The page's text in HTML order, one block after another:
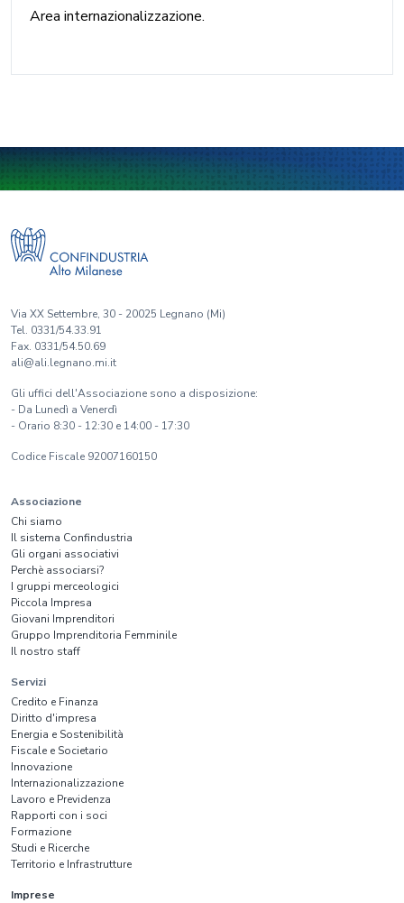
Area internazionalizzazione.
Via XX Settembre, 30 - 20025 Legnano (Mi)
Tel. 0331/54.33.91
Fax. 0331/54.50.69
ali@ali.legnano.mi.it
Gli uffici dell'Associazione sono a disposizione:
- Da Lunedì a Venerdì
- Orario 8:30 - 12:30 e 14:00 - 17:30
Codice Fiscale 92007160150
Associazione
Chi siamo
Il sistema Confindustria
Gli organi associativi
Perchè associarsi?
I gruppi merceologici
Piccola Impresa
Giovani Imprenditori
Gruppo Imprenditoria Femminile
Il nostro staff
Servizi
Credito e Finanza
Diritto d'impresa
Energia e Sostenibilità
Fiscale e Societario
Innovazione
Internazionalizzazione
Lavoro e Previdenza
Rapporti con i soci
Formazione
Studi e Ricerche
Territorio e Infrastrutture
Imprese